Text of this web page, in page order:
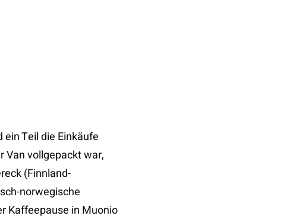
Teil die Einkäufe
Van vollgepackt war,
(Finnland-
norwegische
Kaffeepause in Muonio